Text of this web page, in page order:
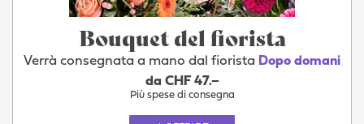
Bouquet del fiorista
Verrà consegnata a mano dal fiorista Dopo domani
da CHF 47.–
Più spese di consegna